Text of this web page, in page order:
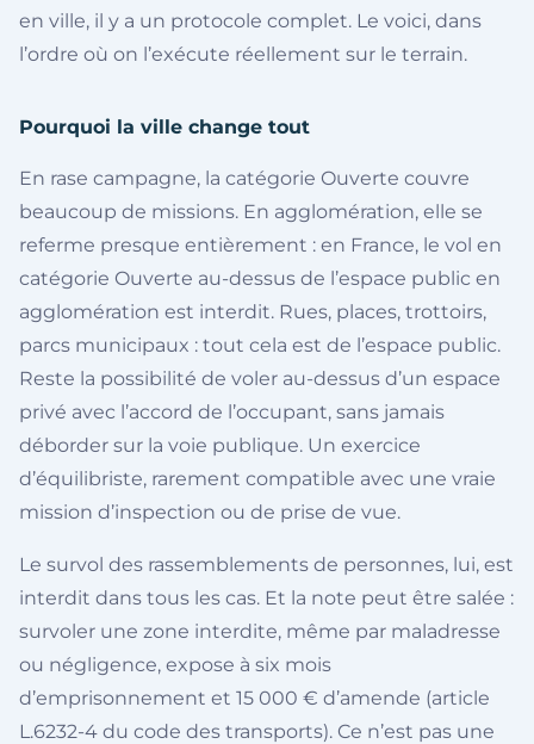
en ville, il y a un protocole complet. Le voici, dans
l’ordre où on l’exécute réellement sur le terrain.
Pourquoi la ville change tout
En rase campagne, la catégorie Ouverte couvre
beaucoup de missions. En agglomération, elle se
referme presque entièrement : en France, le vol en
catégorie Ouverte au-dessus de l’espace public en
agglomération est interdit. Rues, places, trottoirs,
parcs municipaux : tout cela est de l’espace public.
Reste la possibilité de voler au-dessus d’un espace
privé avec l’accord de l’occupant, sans jamais
déborder sur la voie publique. Un exercice
d’équilibriste, rarement compatible avec une vraie
mission d’inspection ou de prise de vue.
Le survol des rassemblements de personnes, lui, est
interdit dans tous les cas. Et la note peut être salée :
survoler une zone interdite, même par maladresse
ou négligence, expose à six mois
d’emprisonnement et 15 000 € d’amende (article
L.6232-4 du code des transports). Ce n’est pas une